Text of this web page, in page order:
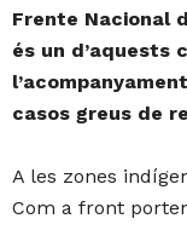
Frente Nacional
és un d’aquests
casos greus de
A les zones
Com a front